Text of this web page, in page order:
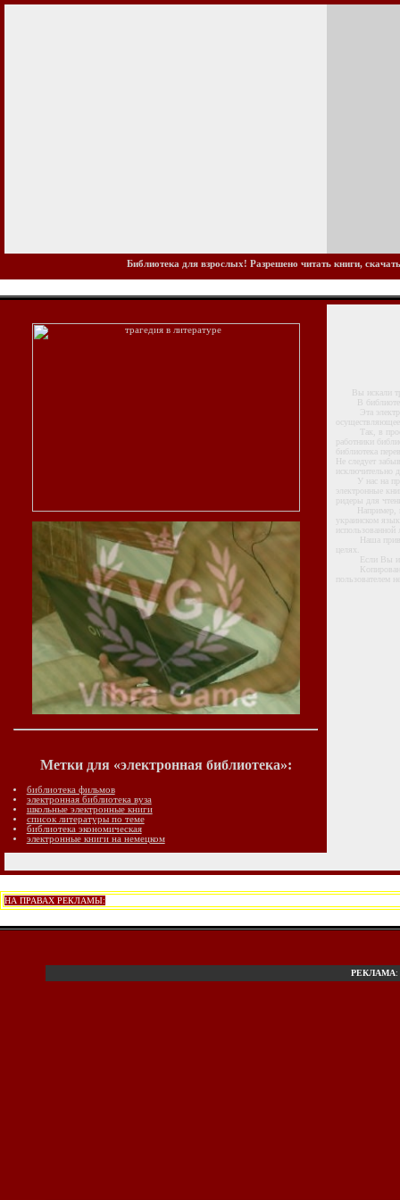
Библиотека для взрослых! Разрешено читать книги,
Метки для «электронная библиотека»:
библиотека фильмов
электронная библиотека вуза
школьные электронные книги
список литературы по теме
библиотека экономическая
электронные книги на немецком
Вы искали
В библиотеке
Эта
Так, в
работники
библиотека
Не следует
исключительно
У нас на
электронные
ридеры для
Например,
украинском
использованной
Наша
целях.
Если Вы
Копирование
пользователем
НА ПРАВАХ РЕКЛАМЫ:
РЕКЛАМА: